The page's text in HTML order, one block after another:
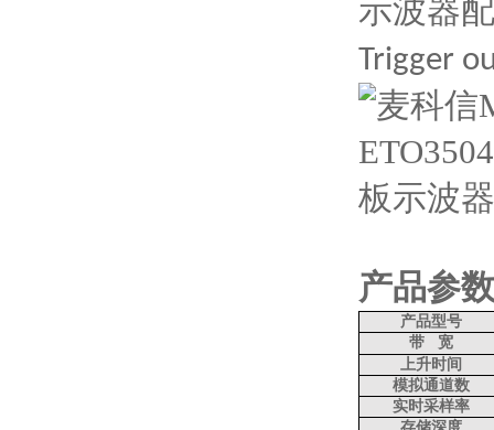
示波器
Trigger
产品参
产品型号
带
宽
上升时间
模拟通道数
实时采样率